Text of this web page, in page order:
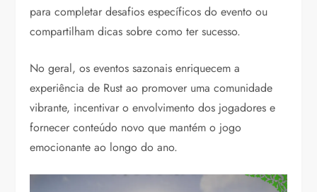
para completar desafios específicos do evento ou
compartilham dicas sobre como ter sucesso.
No geral, os eventos sazonais enriquecem a
experiência de Rust ao promover uma comunidade
vibrante, incentivar o envolvimento dos jogadores e
fornecer conteúdo novo que mantém o jogo
emocionante ao longo do ano.